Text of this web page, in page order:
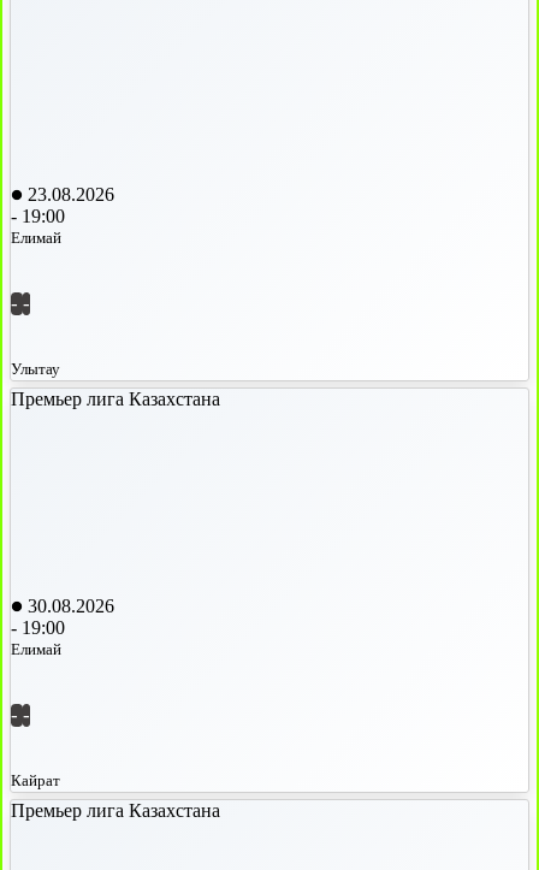
23.08.2026
- 19:00
Елимай
- -
Улытау
Премьер лига Казахстана
30.08.2026
- 19:00
Елимай
- -
Кайрат
Премьер лига Казахстана